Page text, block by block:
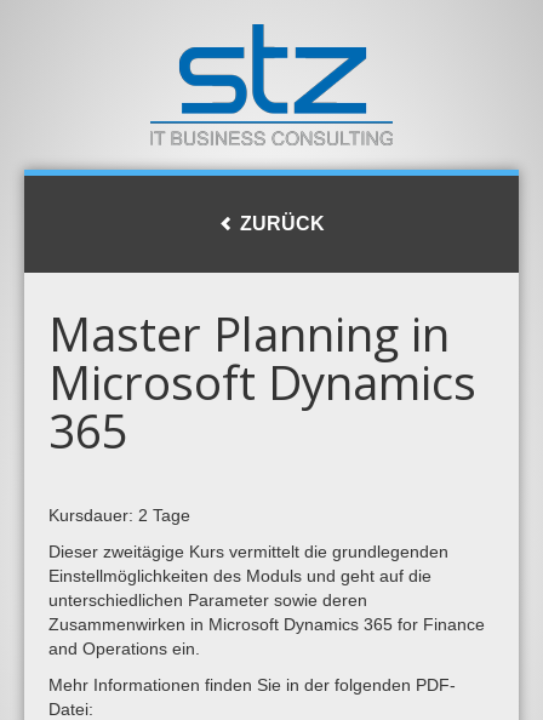
ZURÜCK
Master Planning in
Microsoft Dynamics
365
Kursdauer: 2 Tage
Dieser zweitägige Kurs vermittelt die grundlegenden
Einstellmöglichkeiten des Moduls und geht auf die
unterschiedlichen Parameter sowie deren
Zusammenwirken in Microsoft Dynamics 365 for Finance
and Operations ein.
Mehr Informationen finden Sie in der folgenden PDF-
Datei: